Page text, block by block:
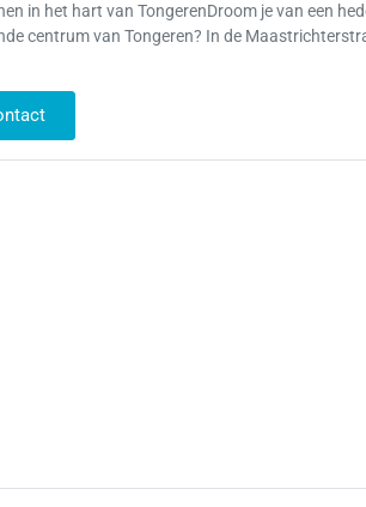
in het hart van TongerenDroom je van een
centrum van Tongeren? In de